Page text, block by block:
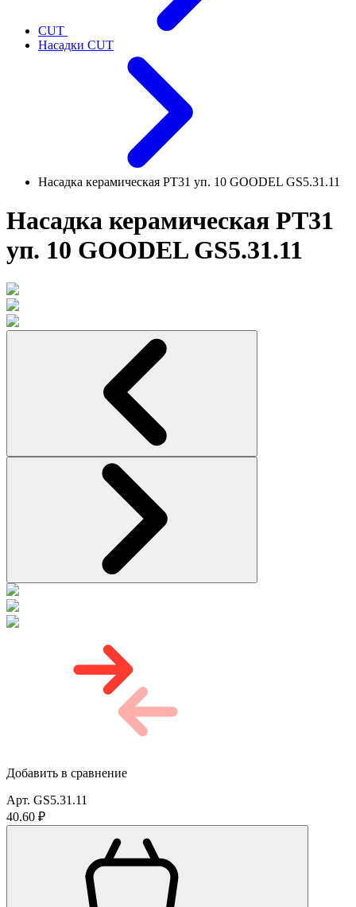
CUT
Насадки CUT
Насадка керамическая PT31 уп. 10 GOODEL GS5.31.11
Насадка керамическая PT31
уп. 10 GOODEL GS5.31.11
Добавить в сравнение
Арт. GS5.31.11
40.60 ₽